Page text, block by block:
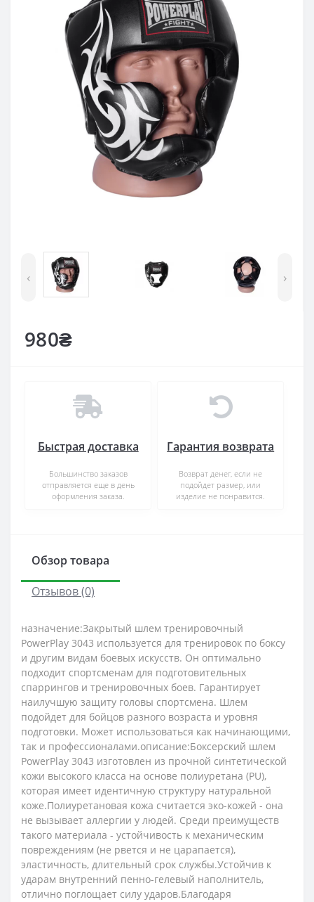
‹ ›
980₴
Быстрая доставка
Большинство заказов
отправляется еще в день
оформления заказа.
Гарантия возврата
Возврат денег, если не
подойдет размер, или
изделие не понравится.
Обзор товара
Отзывов (0)
назначение:Закрытый шлем тренировочный
PowerPlay 3043 используется для тренировок по боксу
и другим видам боевых искусств. Он оптимально
подходит спортсменам для подготовительных
спаррингов и тренировочных боев. Гарантирует
наилучшую защиту головы спортсмена. Шлем
подойдет для бойцов разного возраста и уровня
подготовки. Может использоваться как начинающими,
так и профессионалами.описание:Боксерский шлем
PowerPlay 3043 изготовлен из прочной синтетической
кожи высокого класса на основе полиуретана (PU),
которая имеет идентичную структуру натуральной
коже.Полиуретановая кожа считается эко-кожей - она ​​
не вызывает аллергии у людей. Среди преимуществ
такого материала - устойчивость к механическим
повреждениям (не рвется и не царапается),
эластичность, длительный срок службы.Устойчив к
ударам внутренний пенно-гелевый наполнитель,
отлично поглощает силу ударов.Благодаря